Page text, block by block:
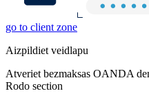
go to client zone
Aizpildiet veidlapu
Atveriet bezmaksas OANDA
Rodo section